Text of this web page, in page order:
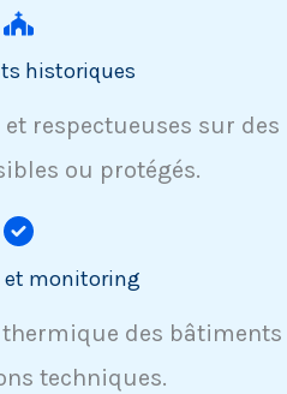
historiques
respectueuses sur des
ou protégés.
et monitoring
des bâtiments
techniques.